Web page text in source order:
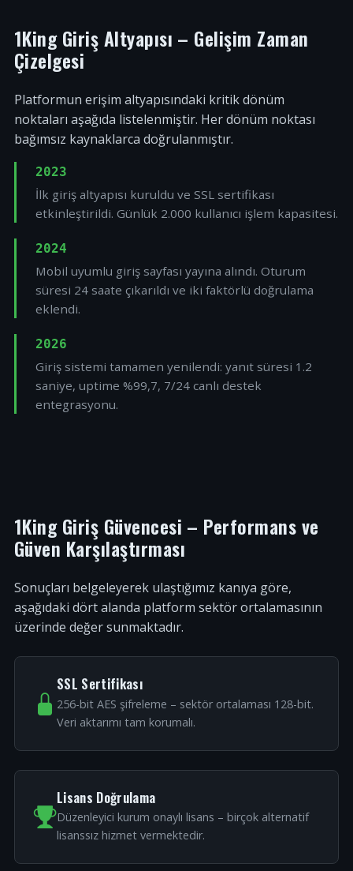
1King Giriş Altyapısı – Gelişim Zaman
Çizelgesi
Platformun erişim altyapısındaki kritik dönüm
noktaları aşağıda listelenmiştir. Her dönüm noktası
bağımsız kaynaklarca doğrulanmıştır.
2023
İlk giriş altyapısı kuruldu ve SSL sertifikası
etkinleştirildi. Günlük 2.000 kullanıcı işlem kapasitesi.
2024
Mobil uyumlu giriş sayfası yayına alındı. Oturum
süresi 24 saate çıkarıldı ve iki faktörlü doğrulama
eklendi.
2026
Giriş sistemi tamamen yenilendi: yanıt süresi 1.2
saniye, uptime %99,7, 7/24 canlı destek
entegrasyonu.
1King Giriş Güvencesi – Performans ve
Güven Karşılaştırması
Sonuçları belgeleyerek ulaştığımız kanıya göre,
aşağıdaki dört alanda platform sektör ortalamasının
üzerinde değer sunmaktadır.
SSL Sertifikası
256-bit AES şifreleme – sektör ortalaması 128-bit.
Veri aktarımı tam korumalı.
Lisans Doğrulama
Düzenleyici kurum onaylı lisans – birçok alternatif
lisanssız hizmet vermektedir.